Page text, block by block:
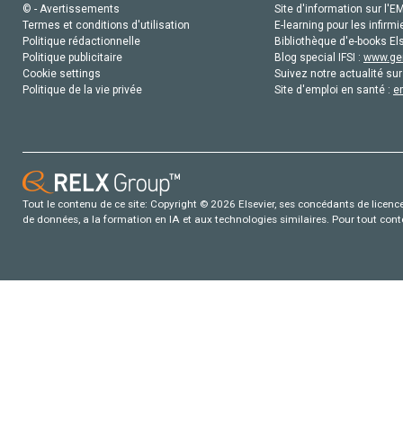
© - Avertissements
Termes et conditions d'utilisation
Politique rédactionnelle
Politique publicitaire
Cookie settings
Politique de la vie privée
Site d'information sur
E-learning pour les
Bibliothèque d'e-books
Blog special IFSI :
Suivez notre actualité
Site d'emploi en santé :
Tout le contenu de ce site: Copyright © 2026 Elsevier, ses concédants de
de données, a la formation en IA et aux technologies similaires. Pour tout